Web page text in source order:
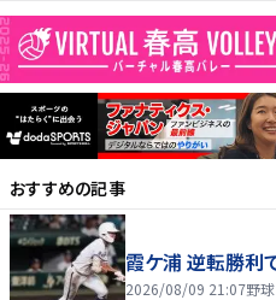
おすすめの記事
霞ケ浦 逆転勝利
2026/08/09 21:07野球